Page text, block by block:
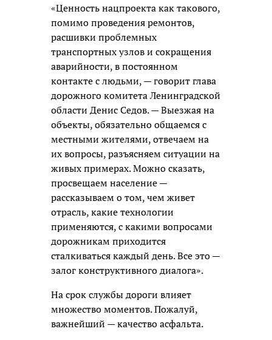
«Ценность нацпроекта как такового,
помимо проведения ремонтов,
расшивки проблемных
транспортных узлов и сокращения
аварийности, в постоянном
контакте с людьми, — говорит глава
дорожного комитета Ленинградской
области Денис Седов. — Выезжая на
объекты, обязательно общаемся с
местными жителями, отвечаем на
их вопросы, разъясняем ситуации на
живых примерах. Можно сказать,
просвещаем население —
рассказываем о том, чем живет
отрасль, какие технологии
применяются, с какими вопросами
дорожникам приходится
сталкиваться каждый день. Все это —
залог конструктивного диалога».
На срок службы дороги влияет
множество моментов. Пожалуй,
важнейший — качество асфальта.